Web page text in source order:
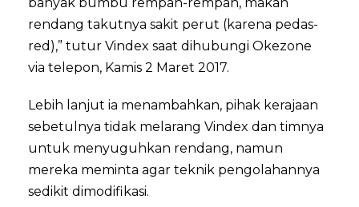
rendang takutnya sakit perut (karena pedas-
red),” tutur Vindex saat dihubungi Okezone
via telepon, Kamis 2 Maret 2017.
Lebih lanjut ia menambahkan, pihak kerajaan
sebetulnya tidak melarang Vindex dan timnya
untuk menyuguhkan rendang, namun
mereka meminta agar teknik pengolahannya
sedikit dimodifikasi.